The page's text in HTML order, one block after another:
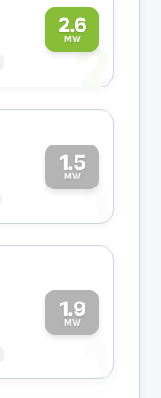
2.6
MW
2
1.5
MW1
1.9
MW
1